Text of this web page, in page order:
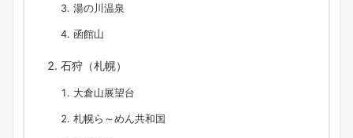
湯の川温泉
函館山
石狩（札幌）
大倉山展望台
札幌ら～めん共和国